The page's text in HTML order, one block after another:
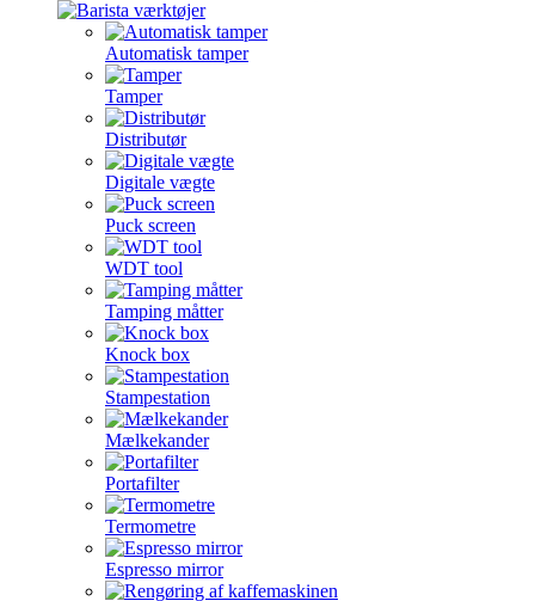
Automatisk tamper
Tamper
Distributør
Digitale vægte
Puck screen
WDT tool
Tamping måtter
Knock box
Stampestation
Mælkekander
Portafilter
Termometre
Espresso mirror